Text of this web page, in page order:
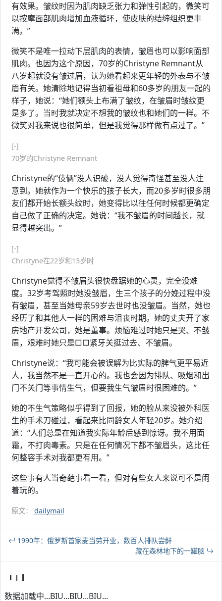
有效果。皱纹时因为肌肉缺乏张力和弹性引起的，微笑可
以按摩面部肌肉增加血液循环，使皮肤的结缔组织更丰
满。”
微笑不是唯一拉动下层肌肉的表情，皱眉也可以影响面部
肌肉。也因为这个原因，70岁的Christyne Remnant从
八岁起就没有皱过眉，认为她看起来更年轻的外表与不皱
眉有关。她清除地记得当初看祖母和60多岁的朋友一起的
样子，她说：“她们额头上布满了皱纹，在皱眉时皱纹更
是多了。当时我就决定不想我的皱纹也和她们的一样。不
微笑对我来说也很简单，但是我觉得那样做有点过了。”
[-]
70岁的Christyne Remnant
Christyne的“伎俩”没人识破，没人觉得奇怪甚至没人注
意到。她就作为一个快乐的孩子长大，而20多岁时很多朋
友们都开始长额头纹时，她变得比以往任何时候都更确定
自己做了正确的决定。她说：“我不皱眉的时间越长，就
显得越突出。”
[-]
Christyne在22岁和13岁时
Christyne觉得不皱眉头很快盘踞她的心灵，完全没难
度。32岁考驾照时她没皱眉，生三个孩子的分娩过程中没
有皱眉，甚至当她母亲59岁去世时也没皱眉。当然，她也
经历了和其他人一样的困难与沮丧时期。她的丈夫开了家
房地产开发公司，她是董事。烦恼难过时她只是哭、不皱
眉，艰难时她只是□□紧牙关挺过去、不皱眉。
Christyne说：“我可能会被误解为比实际的脾气更平易近
人，我当然不是一直开心的。我也会因为排队、吸烟和出
门不关门等事情生气，但要我生气皱眉时很困难的。”
她的不生气策略似乎得到了回报，她的脸从来没被外科医
生的手术刀碰过，看起来比同龄女人年轻20岁。她介绍
道：“人们总是在知道我实际年龄后感到惊讶。我不用面
霜，不打肉毒素。只是在任何情况下都不皱眉头，这比任
何整容手术对我都更有用。”
这些事有人当奇葩事看一看，但对有些女人来说可不是闹
着玩的。
原文： dailymail
1990年：俄罗斯首家麦当劳开业，数百人排队尝鲜
藏在森林地下的一罐脑
数据加载中...BIU...BIU...BIU...